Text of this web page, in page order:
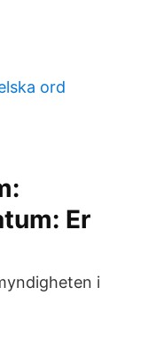
ord
Er
i